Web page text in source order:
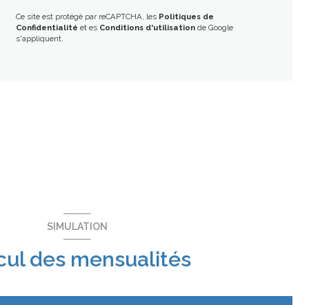
Ce site est protégé par reCAPTCHA, les Politiques de
Confidentialité et es Conditions d'utilisationde Google
s'appliquent.
SIMULATION
des mensualités